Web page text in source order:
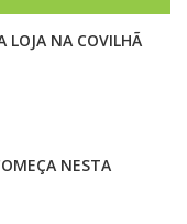
LOJA NA COVILHÃ
NESTA